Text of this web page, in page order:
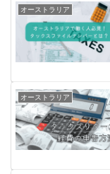
オーストラリア
オーストラリア